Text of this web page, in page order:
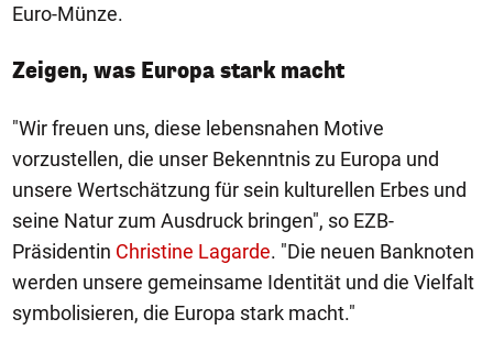
Euro-Münze.
Zeigen, was Europa stark macht
"Wir freuen uns, diese lebensnahen Motive
vorzustellen, die unser Bekenntnis zu Europa und
unsere Wertschätzung für sein kulturellen Erbes und
seine Natur zum Ausdruck bringen", so EZB-
Präsidentin Christine Lagarde. "Die neuen Banknoten
werden unsere gemeinsame Identität und die Vielfalt
symbolisieren, die Europa stark macht."